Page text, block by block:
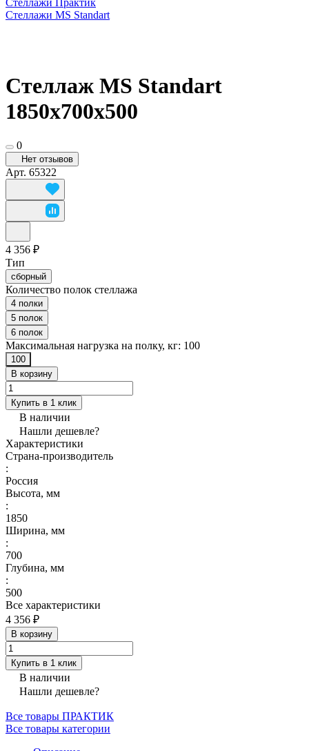
Стеллажи Практик
Стеллажи MS Standart
Стеллаж MS Standart
1850x700x500
0
Нет отзывов
Арт. 65322
4 356 ₽
Тип
сборный
Количество полок стеллажа
4 полки
5 полок
6 полок
Максимальная нагрузка на полку, кг: 100
100
В корзину
Купить в 1 клик
В наличии
Нашли дешевле?
Характеристики
Страна-производитель
:
Россия
Высота, мм
:
1850
Ширина, мм
:
700
Глубина, мм
:
500
Все характеристики
4 356 ₽
В корзину
Купить в 1 клик
В наличии
Нашли дешевле?
Все товары ПРАКТИК
Все товары категории